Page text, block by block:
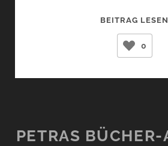
BEITRAG LESEN
0
PETRAS BÜCHER-